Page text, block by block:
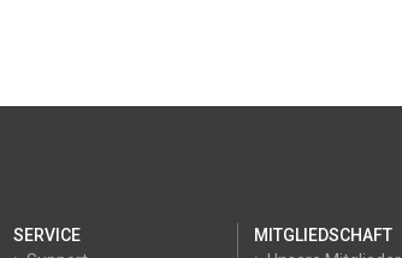
SERVICE
MITGLIEDSCHAFT